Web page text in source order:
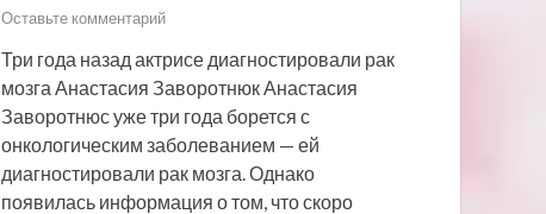
Оставьте комментарий
Три года назад актрисе диагностировали рак
мозга Анастасия Заворотнюк Анастасия
Заворотнюс уже три года борется с
онкологическим заболеванием — ей
диагностировали рак мозга. Однако
появилась информация о том, что скоро